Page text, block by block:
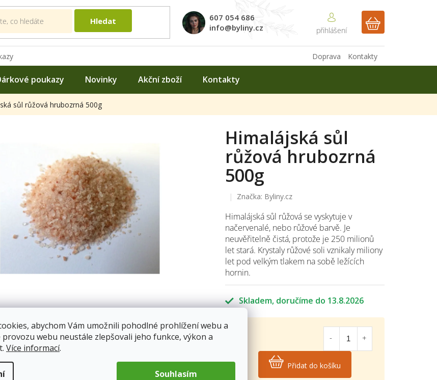
abychom Vám umožnili pohodlné prohlížení webu a
provozu webu neustále zlepšovali jeho funkce, výkon a
Více informací.
Souhlasím
Hledat
607 054 686
info@byliny.cz
NÁKUPNÍ
Kontakty
Doprava
poukazy Novinky Akční zboží Kontakty
sůl růžová hrubozrná 500g
Skladem 13.8.2026
Himalájská sůl růžová se vyskytuje v
načervenalé, nebo růžové barvě. Je
neuvěřitelně čistá, protože je 250 milionů
let stará. Krystaly růžové soli vznikaly miliony
let pod velkým tlakem na sobě ležících
hornin.
Himalájská sůl
růžová hrubozrná
500g
Značka: Byliny.cz
Kč Přidat do košíku